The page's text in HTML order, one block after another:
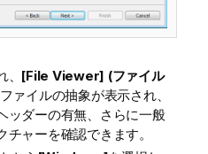
[File Viewer] (ファイル
ァイルの抽象が表示され、
ッダーの有無、さらに一般
ャーを確認できます。